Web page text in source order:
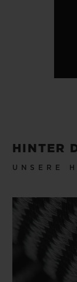
HINTER
UNSERE